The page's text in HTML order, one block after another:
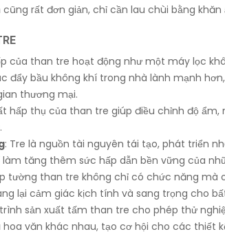
rất đơn giản, chỉ cần lau chùi bằng khăn
của than tre hoạt động như một máy lọc
đẩy bầu không khí trong nhà lành mạnh
thương mại.
hấp thụ của than tre giúp điều chỉnh độ
: Tre là nguồn tài nguyên tái tạo, phát triển
tăng thêm sức hấp dẫn bền vững của
tường than tre không chỉ có chức năng mà
lại cảm giác kịch tính và sang trọng cho
sản xuất tấm than tre cho phép thử
văn khác nhau, tạo cơ hội cho các thiết